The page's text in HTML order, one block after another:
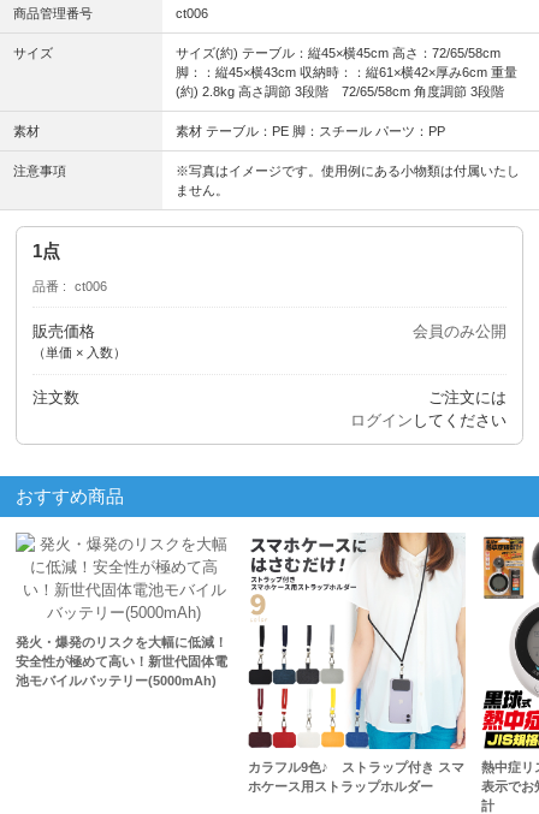
商品管理番号 ct006
サイズ
サイズ(約) テーブル：縦45×横45cm 高さ：72/65/58cm
脚：：縦45×横43cm 収納時：：縦61×横42×厚み6cm 重量
(約) 2.8kg 高さ調節 3段階 72/65/58cm 角度調節 3段階
素材 素材 テーブル：PE 脚：スチール パーツ：PP
注意事項
※写真はイメージです。使用例にある小物類は付属いたし
ません。
1点
品番 ct006
販売価格
（単価 × 入数）
会員のみ公開
注文数
ご注文には
ログイン してください
おすすめ商品
発火・爆発のリスクを大幅に低減！
安全性が極めて高い！新世代固体電
池モバイルバッテリー(5000mAh)
カラフル9色♪ ストラップ付き スマ
ホケース用ストラップホルダー
熱中症リ
表示でお
計